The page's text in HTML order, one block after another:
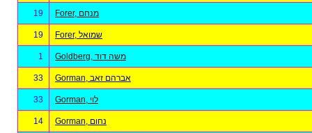
19 Forer, מנחם
19 Forer, שמואל
1 Goldberg, משה דוד
33 Gorman, אברהם זאב
33 Gorman, לוי
14 Gorman, נחום